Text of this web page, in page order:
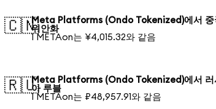
🇨🇳Meta Platforms (Ondo Tokenized)에서 중
위안화
1 METAon는 ¥4,015.32와 같음
🇷🇺Meta Platforms (Ondo Tokenized)에서 러
아 루블
1 METAon는 ₽48,957.91와 같음